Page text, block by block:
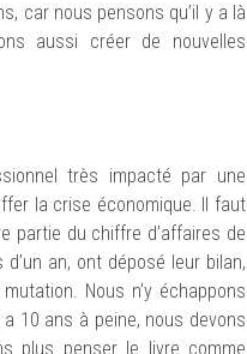
car nous pensons qu’il y a là
aussi créer de nouvelles
très impacté par une
la crise économique. Il faut
partie du chiffre d’affaires de
d’un an, ont déposé leur bilan,
Nous n’y échappons
10 ans à peine, nous devons
plus penser le livre comme